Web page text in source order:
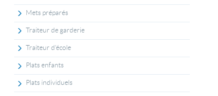
Mets préparés
Traiteur de garderie
Traiteur d'école
Plats enfants
Plats individuels